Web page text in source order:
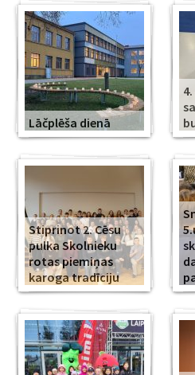
Lāčplēša dienā
Stiprinot 2. Cēsu
pulka Skolnieku
rotas piemiņas
karoga tradīciju